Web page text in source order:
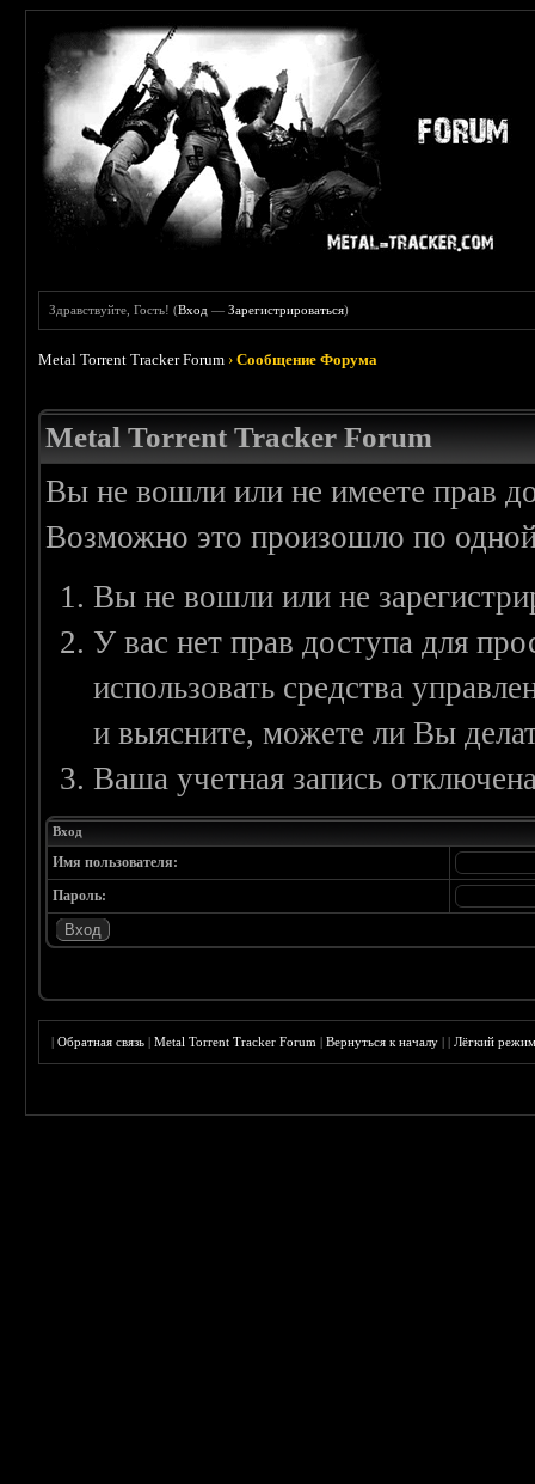
Здравствуйте, Гость! (Вход —Зарегистрироваться)
Metal Torrent Tracker Forum ›Сообщение Форума
Metal Torrent Tracker Forum
Вы не вошли или не имеете прав
Возможно это произошло по
Вы не вошли или не
У вас нет прав доступа для
использовать средства
и выясните, можете ли Вы
Ваша учетная запись
Вход
Имя пользователя:
Пароль:
|Обратная связь |Metal Torrent Tracker Forum |Вернуться к началу ||Лёгкий